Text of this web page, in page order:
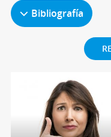
Bibliografía